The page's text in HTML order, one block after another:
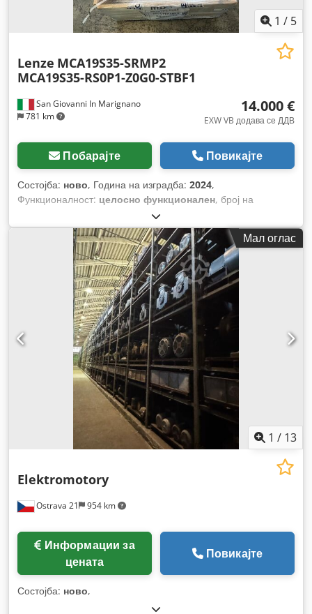
1 / 5
San Giovanni In Marignano
781 km
Lenze MCA19S35-SRMP2
MCA19S35-RS0P1-Z0G0-STBF1
14.000 €
EXW VB додава се ДДВ
Побарајте Повикајте
Состојба: ново, Година на изградба: 2024,
Функционалност: целосно функционален, број на
, ротациона брзина (мин.):
мин, влезен напон:390 V, влезен струја:29 A, тип на
влезен струја:трифазен, вкупна тежина:115 кг , вртежен
36 Nm, тип на ладење:воздух, тип на заштита (IP
Мал оглас
1 / 13
Ostrava 21 954 km
Elektromotory
цената
Повикајте
Состојба: ново,